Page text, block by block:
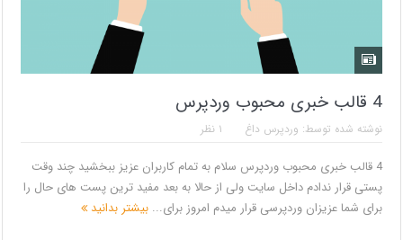
4 قالب خبری محبوب وردپرس
نوشته شده توسط: وردپرس داغ ۱ نظر
4 قالب خبری محبوب وردپرس سلام به تمام کاربران عزیز ببخشید چند وقت
پستی قرار ندادم داخل سایت ولی از حالا به بعد مفید ترین پست های حال را
برای شما عزیزان وردپرسی قرار میدم امروز برای... بیشتر بدانید